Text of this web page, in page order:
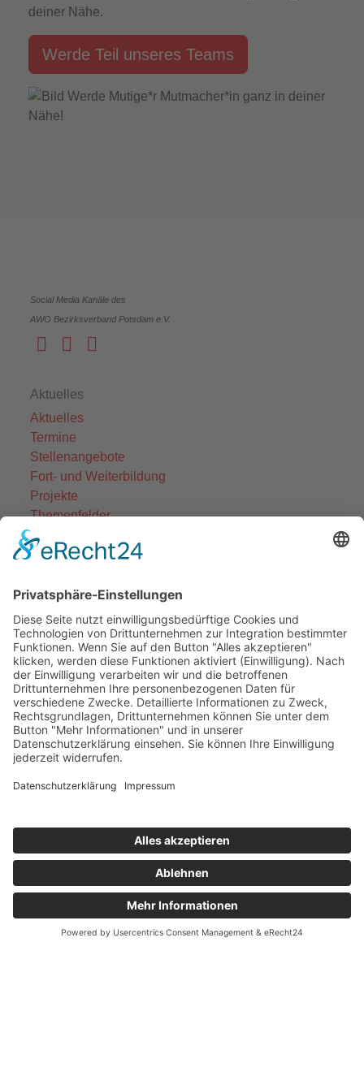
deiner Nähe.
Werde Teil unseres Teams
Social Media Kanäle des
AWO Bezirksverband Potsdam e.V.
Aktuelles
Aktuelles
Termine
Stellenangebote
Fort- und Weiterbildung
Projekte
Themenfelder
Informationen
Ortsvereine
Projekte
Struktur AWO Potsdam
AWO vor Ort
Wer wir sind
Governance & Compliance
Hilfe & Service
Anmelden
Kontakt
Bedienhilfen
Suche
Links
AWO Ehrenamt Portal